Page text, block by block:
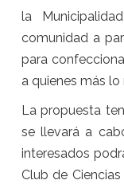
la
comunidad a
para
a quienes más lo
La propuesta
se llevará a
interesados
Club de